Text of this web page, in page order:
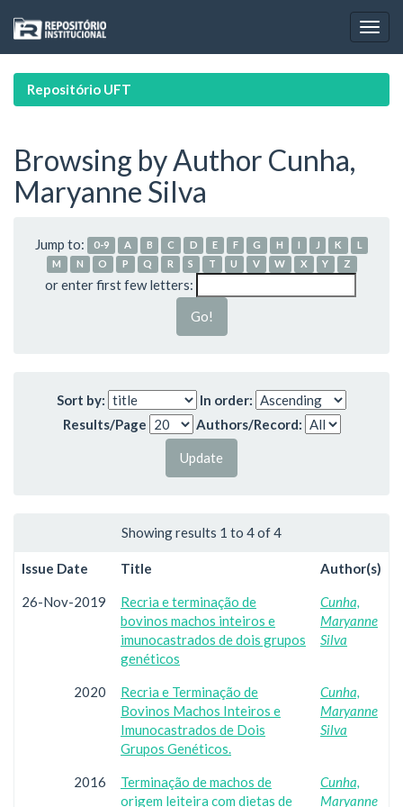
navigation
Repositório UFT
Browsing by Author Cunha,
Maryanne Silva
Jump to: 0-9 A B C D E F G H I J K
L
M
N O P Q R S T U V W X Y Z
or enter first few letters:
Sort by:
In order:
Results/Page
Authors/Record:
Showing results 1 to 4 of 4
Issue Date Title Author(s)
26-Nov-2019
Recria e terminação de
bovinos machos inteiros e
imunocastrados de dois grupos
genéticos
Cunha,
Maryanne
Silva
2020
Recria e Terminação de
Bovinos Machos Inteiros e
Imunocastrados de Dois
Grupos Genéticos.
Cunha,
Maryanne
Silva
2016
Terminação de machos de
origem leiteira com dietas de
Cunha,
Maryanne